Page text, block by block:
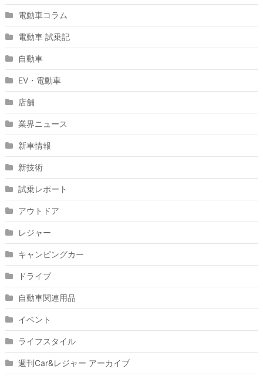
電動車コラム
電動車 試乗記
自動車
EV・電動車
店舗
業界ニュース
新車情報
新技術
試乗レポート
アウトドア
レジャー
キャンピングカー
ドライブ
自動車関連用品
イベント
ライフスタイル
週刊Car&レジャー アーカイブ